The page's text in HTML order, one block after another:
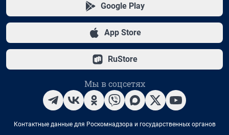
Google Play
App Store
RuStore
Мы в соцсетях
Контактные данные для Роскомнадзора и государственных органов